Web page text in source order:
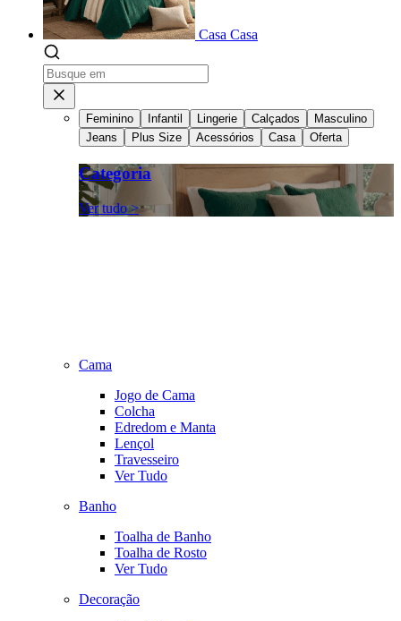
Casa Casa
Feminino Infantil Lingerie Calçados
Masculino
Jeans
Plus Size Acessórios Casa Oferta
Categoria
Ver tudo >
Cama
Jogo de Cama
Colcha
Edredom e Manta
Lençol
Travesseiro
Ver Tudo
Banho
Toalha de Banho
Toalha de Rosto
Ver Tudo
Decoração